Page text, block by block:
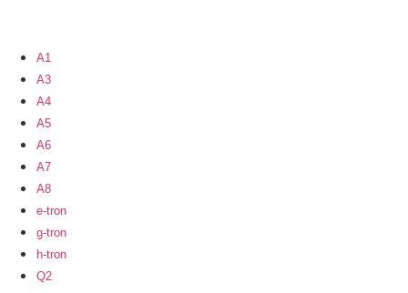
A1
A3
A4
A5
A6
A7
A8
e-tron
g-tron
h-tron
Q2